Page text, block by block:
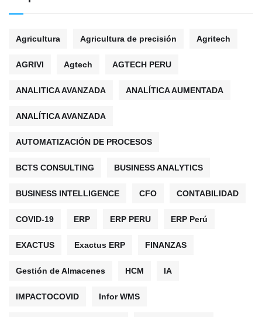
Agricultura Agricultura de precisión Agritech
AGRIVI Agtech AGTECH PERU
ANALITICA AVANZADA ANALÍTICA AUMENTADA
ANALÍTICA AVANZADA
AUTOMATIZACIÓN DE PROCESOS
BCTS CONSULTING BUSINESS ANALYTICS
BUSINESS INTELLIGENCE CFO CONTABILIDAD
COVID-19 ERP ERP PERU ERP Perú
EXACTUS Exactus ERP FINANZAS
Gestión de Almacenes HCM IA
IMPACTOCOVID Infor WMS